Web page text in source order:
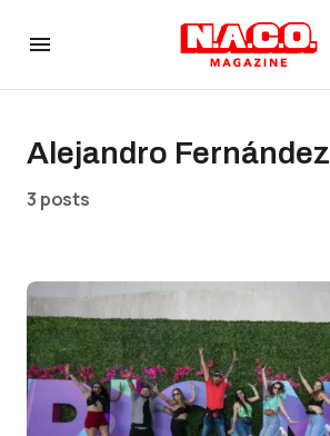
Alejandro Fernández
3 posts